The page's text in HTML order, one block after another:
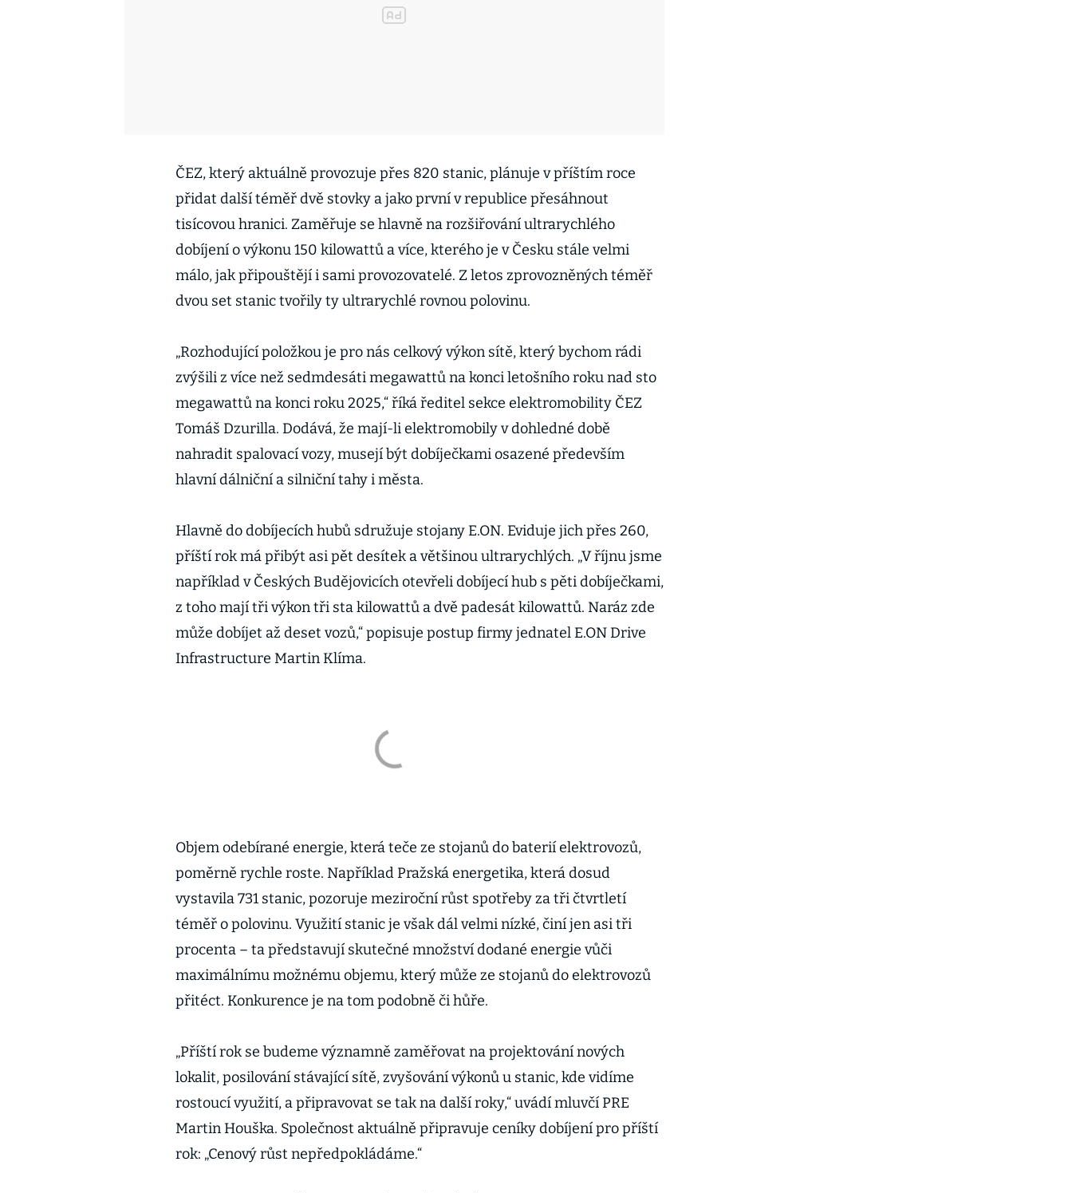
ČEZ, který aktuálně provozuje přes 820 stanic, plánuje v příštím roce
přidat další téměř dvě stovky a jako první v republice přesáhnout
tisícovou hranici. Zaměřuje se hlavně na rozšiřování ultrarychlého
dobíjení o výkonu 150 kilowattů a více, kterého je v Česku stále velmi
málo, jak připouštějí i sami provozovatelé. Z letos zprovozněných téměř
dvou set stanic tvořily ty ultrarychlé rovnou polovinu.
„Rozhodující položkou je pro nás celkový výkon sítě, který bychom rádi
zvýšili z více než sedmdesáti megawattů na konci letošního roku nad sto
megawattů na konci roku 2025,“ říká ředitel sekce elektromobility ČEZ
Tomáš Dzurilla. Dodává, že mají-li elektromobily v dohledné době
nahradit spalovací vozy, musejí být dobíječkami osazené především
hlavní dálniční a silniční tahy i města.
Hlavně do dobíjecích hubů sdružuje stojany E.ON. Eviduje jich přes 260,
příští rok má přibýt asi pět desítek a většinou ultrarychlých. „V říjnu jsme
například v Českých Budějovicích otevřeli dobíjecí hub s pěti dobíječkami,
z toho mají tři výkon tři sta kilowattů a dvě padesát kilowattů. Naráz zde
může dobíjet až deset vozů,“ popisuje postup firmy jednatel E.ON Drive
Infrastructure Martin Klíma.
Objem odebírané energie, která teče ze stojanů do baterií elektrovozů,
poměrně rychle roste. Například Pražská energetika, která dosud
vystavila 731 stanic, pozoruje meziroční růst spotřeby za tři čtvrtletí
téměř o polovinu. Využití stanic je však dál velmi nízké, činí jen asi tři
procenta – ta představují skutečné množství dodané energie vůči
maximálnímu možnému objemu, který může ze stojanů do elektrovozů
přitéct. Konkurence je na tom podobně či hůře.
„Příští rok se budeme významně zaměřovat na projektování nových
lokalit, posilování stávající sítě, zvyšování výkonů u stanic, kde vidíme
rostoucí využití, a připravovat se tak na další roky,“ uvádí mluvčí PRE
Martin Houška. Společnost aktuálně připravuje ceníky dobíjení pro příští
rok: „Cenový růst nepředpokládáme.“